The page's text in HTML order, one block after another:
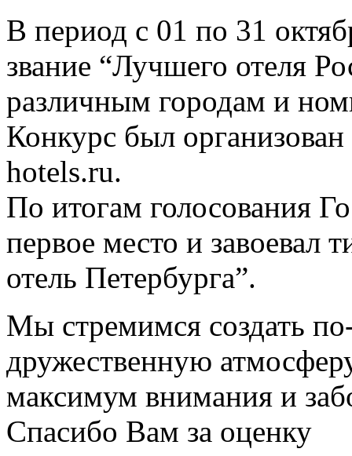
В период с 01 по 31
звание “Лучшего отеля
различным городам и
Конкурс был
hotels.ru.
По итогам голосования
первое место и
отель Петербурга”.
Мы стремимся создать
дружественную
максимум внимания и
Спасибо Вам за оценку